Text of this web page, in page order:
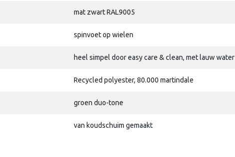
mat zwart RAL9005
spinvoet op wielen
heel simpel door easy care & clean, met lauw water
Recycled polyester, 80.000 martindale
groen duo-tone
van koudschuim gemaakt